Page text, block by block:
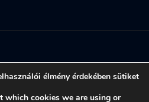
élmény érdekében sütiket
which cookies we are using or